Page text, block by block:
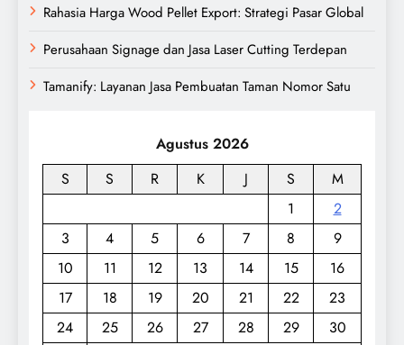
Rahasia Harga Wood Pellet Export: Strategi Pasar Global
Perusahaan Signage dan Jasa Laser Cutting Terdepan
Tamanify: Layanan Jasa Pembuatan Taman Nomor Satu
Agustus 2026
S
S R K J S
M
1
2
3
4 5 6 7 8
9
10
11 12 13 14 15
16
17
18 19 20 21 22
23
24
25 26 27 28 29
30